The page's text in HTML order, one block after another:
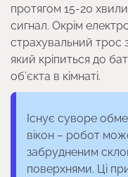
протягом 15-20
сигнал. Окрім
страхувальний трос
який кріпиться до
об’єкта в кімнаті.
Існує суворе
вікон – робот
забрудненим
поверхнями. Ці